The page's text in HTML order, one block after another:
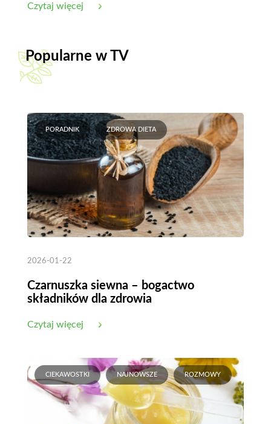
Czytaj więcej
Popularne w TV
PORADNIK ZDROWA DIETA
2026-01-22
Czarnuszka siewna – bogactwo
składników dla zdrowia
Czytaj więcej
CIEKAWOSTKI NAJNOWSZE ROZMOWY